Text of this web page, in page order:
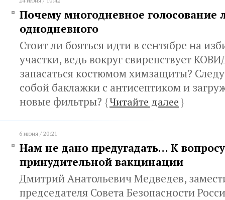
Почему многодневное голосование
однодневного
Стоит ли бояться идти в сентябре на
участки, ведь вокруг свирепствует
запасаться костюмом химзащиты?
собой баклажки с антисептиком и
новые фильтры? {Читайте далее}
6 июня / 20:21
Нам не дано предугадать… К
принудительной вакцинации
Дмитрий Анатольевич Медведев,
председателя Совета Безопасности